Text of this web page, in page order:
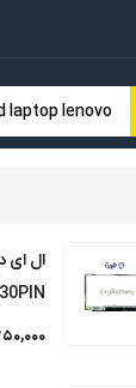
ال ای
6,750,000